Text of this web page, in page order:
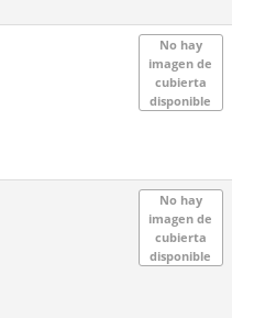
No hay
imagen de
cubierta
disponible
No hay
imagen de
cubierta
disponible